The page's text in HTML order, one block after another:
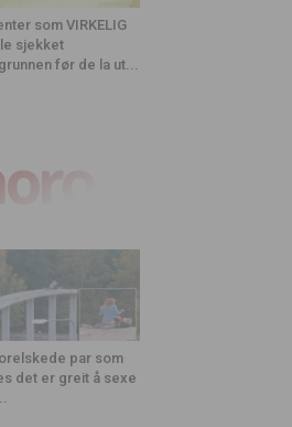
som VIRKELIG
sjekket
før de la ut...
par som
det er greit å sexe